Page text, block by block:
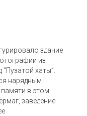
здание
из
хаты”.
нарядным
в этом
заведение